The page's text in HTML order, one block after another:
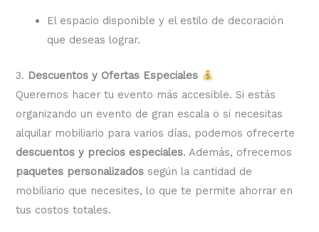
El espacio disponible y el estilo de decoración
que deseas lograr.
3. Descuentos y Ofertas Especiales
Queremos hacer tu evento más accesible. Si estás
organizando un evento de gran escala o si necesitas
alquilar mobiliario para varios días, podemos ofrecerte
descuentos y precios especiales. Además, ofrecemos
paquetes personalizados según la cantidad de
mobiliario que necesites, lo que te permite ahorrar en
tus costos totales.